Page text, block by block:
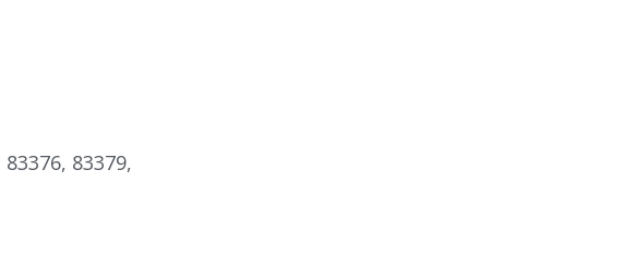
83379,